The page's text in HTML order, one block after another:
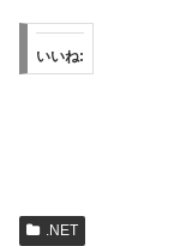
いいね:
.NET